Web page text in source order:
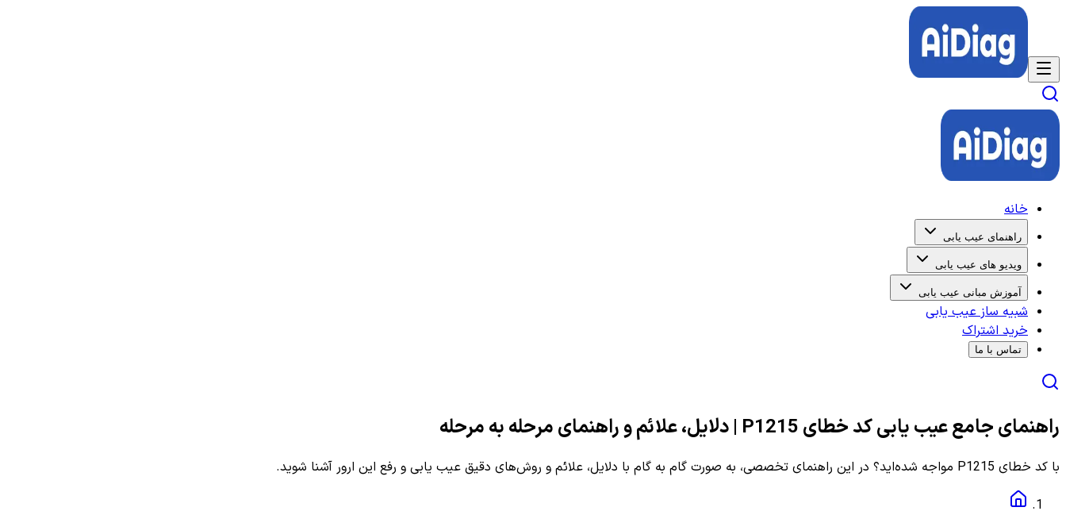
خانه
راهنمای عیب یابی
ویدیو های عیب یابی
آموزش مبانی عیب یابی
شبیه ساز عیب یابی
خرید اشتراک
تماس با ما
راهنمای جامع عیب یابی کد خطای P1215 | دلایل، علائم و راهنمای مرحله به مرحله
با کد خطای P1215 مواجه شده‌اید؟ در این راهنمای تخصصی، به صورت گام به گام با دلایل، علائم و روش‌های دقیق عیب یابی و رفع این ارور آشنا شوید.